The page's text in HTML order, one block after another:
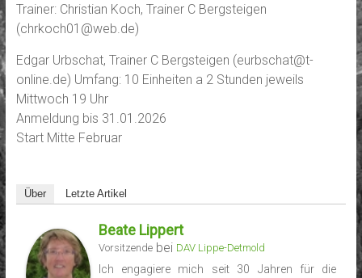
Trainer: Christian Koch, Trainer C Bergsteigen
(chrkoch01@web.de)
Edgar Urbschat, Trainer C Bergsteigen (eurbschat@t-
online.de) Umfang: 10 Einheiten a 2 Stunden jeweils
Mittwoch 19 Uhr
Anmeldung bis 31.01.2026
Start Mitte Februar
Über Letzte Artikel
Beate Lippert
Vorsitzendebei DAV Lippe-Detmold
Ich engagiere mich seit 30 Jahren für die